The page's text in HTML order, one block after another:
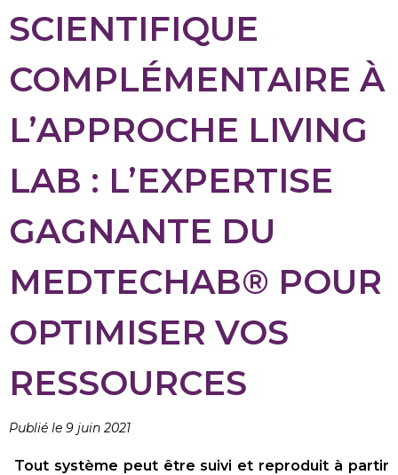
SCIENTIFIQUE
COMPLÉMENTAIRE À
L’APPROCHE LIVING
LAB : L’EXPERTISE
GAGNANTE DU
MEDTECHAB® POUR
OPTIMISER VOS
RESSOURCES
Publié le 9 juin 2021
Tout système peut être suivi et reproduit à partir